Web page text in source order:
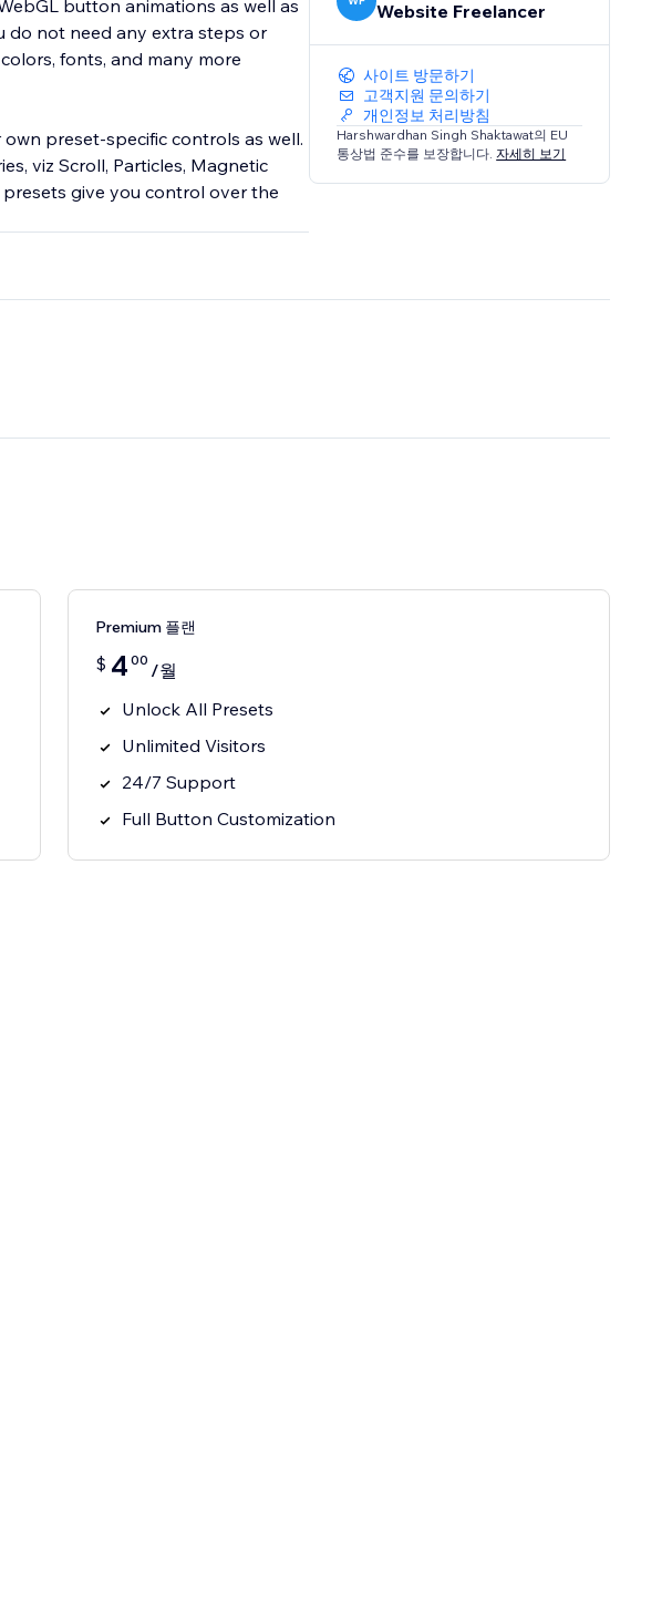
button animations as well as
do not need any extra steps or
fonts, and many more
preset-specific controls as well.
viz Scroll, Particles, Magnetic
presets give you control over the
Website Freelancer
사이트 방문하기
고객지원 문의하기
개인정보 처리방침
Harshwardhan Singh Shaktawat의 EU
통상법 준수를 보장합니다.자세히 보기
Premium 플랜
$ 4 00 /월
Unlock All Presets
Unlimited Visitors
24/7 Support
Full Button Customization